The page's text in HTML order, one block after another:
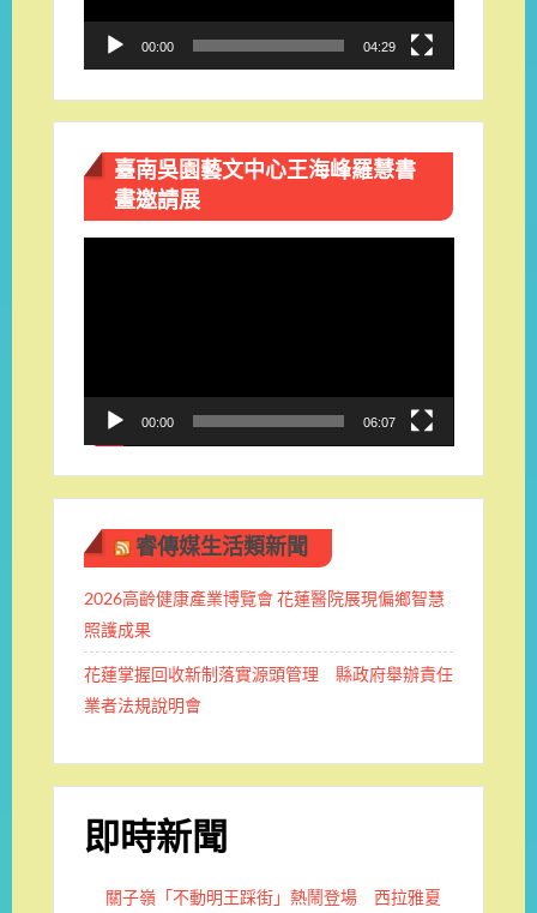
00:00 04:29
臺南吳園藝文中心王海峰羅慧書
畫邀請展
00:00 06:07
睿傳媒生活類新聞
2026高齡健康產業博覽會 花蓮醫院展現偏鄉智慧
照護成果
花蓮掌握回收新制落實源頭管理 縣政府舉辦責任
業者法規說明會
即時新聞
關子嶺「不動明王踩街」熱鬧登場 西拉雅夏